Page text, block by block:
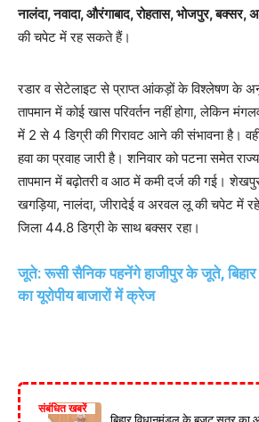
नालंदा, नवादा, औरंगाबाद, रोहतास, भोजपुर,
की चपेट में रह सकते हैं।
रडार व सेटेलाइट से प्राप्त आंकड़ों के विश्लेषण के
तापमान में कोई खास परिवर्तन नहीं होगा, लेकिन
में 2 से 4 डिग्री की गिरावट आने की संभावना है। वहीं,
हवा का प्रवाह जारी है। शनिवार को पटना समेत
तापमान में बढ़ोतरी व आठ में कमी दर्ज की गई।
खगड़िया, नालंदा, जीरादेई व अरवल लू की चपेट में
जिला 44.8 डिग्री के साथ बक्सर रहा।
जूते: रूसी सैनिक पहनेंगे हाजीपुर के जूते,
का यूरोपीय बाजारों में क्रेज
संबंधित खबरें